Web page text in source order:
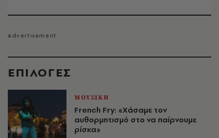
EΠΙΛΟΓΈΣ
ΜΟΥΣΙΚΗ
French Fry: «Χάσαμε τον
αυθορμητισμό στο να παίρνουμε
ρίσκα»